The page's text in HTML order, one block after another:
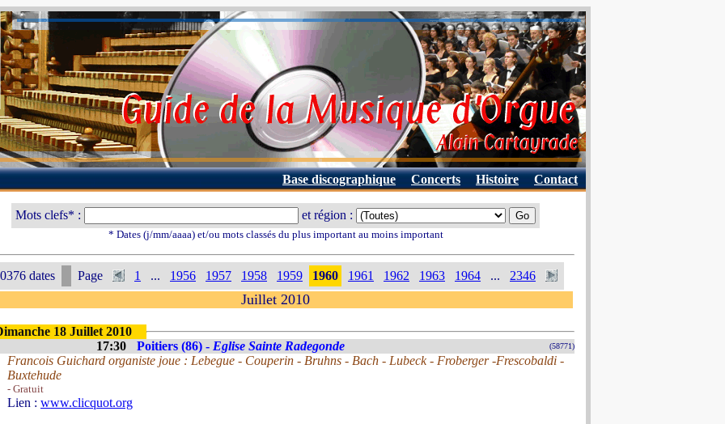
Base discographique Concerts Histoire Contact
Mots clefs* : et région :
* Dates (j/mm/aaaa) et/ou mots classés du plus important au moins important
dates Page 1 ... 1956 1957 1958 1959 1960 1961 1962 1963 1964 ... 2346
Juillet 2010
18 Juillet 2010
17:30
Poitiers (86) - Eglise Sainte Radegonde (58771)
Francois Guichard organiste joue : Lebegue - Couperin - Bruhns - Bach - Lubeck - Froberger -Frescobaldi -
Buxtehude
- Gratuit
Lien : www.clicquot.org